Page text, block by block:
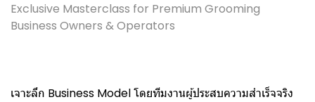
Exclusive Masterclass for Premium Grooming
Business Owners & Operators
เจาะลึก Business Model โดยทีมงานผู้ประสบความสำเร็จจริง